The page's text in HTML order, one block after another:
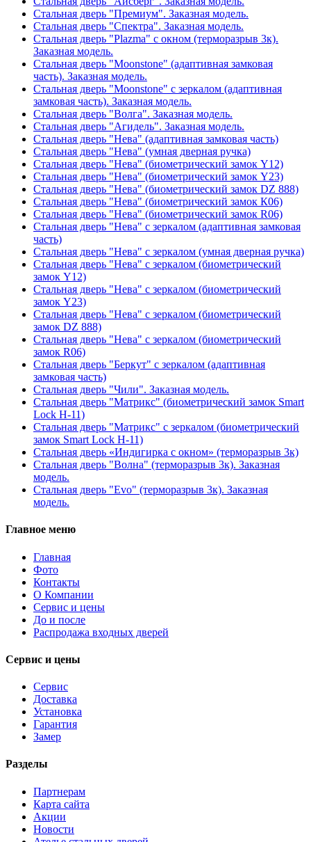
Стальная дверь "Премиум". Заказная модель.
Стальная дверь "Спектра". Заказная модель.
Стальная дверь "Plazma" с окном (терморазрыв 3к).
Заказная модель.
Стальная дверь "Moonstone" (адаптивная замковая
часть). Заказная модель.
Стальная дверь "Moonstone" с зеркалом (адаптивная
замковая часть). Заказная модель.
Стальная дверь "Волга". Заказная модель.
Стальная дверь "Агидель". Заказная модель.
Стальная дверь "Нева" (адаптивная замковая часть)
Стальная дверь "Нева" (умная дверная ручка)
Стальная дверь "Нева" (биометрический замок Y12)
Стальная дверь "Нева" (биометрический замок Y23)
Стальная дверь "Нева" (биометрический замок DZ 888)
Стальная дверь "Нева" (биометрический замок К06)
Стальная дверь "Нева" (биометрический замок R06)
Стальная дверь "Нева" с зеркалом (адаптивная замковая
часть)
Стальная дверь "Нева" с зеркалом (умная дверная ручка)
Стальная дверь "Нева" с зеркалом (биометрический
замок Y12)
Стальная дверь "Нева" с зеркалом (биометрический
замок Y23)
Стальная дверь "Нева" с зеркалом (биометрический
замок DZ 888)
Стальная дверь "Нева" с зеркалом (биометрический
замок R06)
Стальная дверь "Беркут" с зеркалом (адаптивная
замковая часть)
Стальная дверь "Чили". Заказная модель.
Стальная дверь "Матрикс" (биометрический замок Smart
Lock H-11)
Стальная дверь "Матрикс" с зеркалом (биометрический
замок Smart Lock H-11)
Стальная дверь «Индигирка с окном» (терморазрыв 3к)
Стальная дверь "Волна" (терморазрыв 3к). Заказная
модель.
Стальная дверь "Evo" (терморазрыв 3к). Заказная
модель.
Главное меню
Главная
Фото
Контакты
О Компании
Сервис и цены
До и после
Распродажа входных дверей
Сервис и цены
Сервис
Доставка
Установка
Гарантия
Замер
Разделы
Партнерам
Карта сайта
Акции
Новости